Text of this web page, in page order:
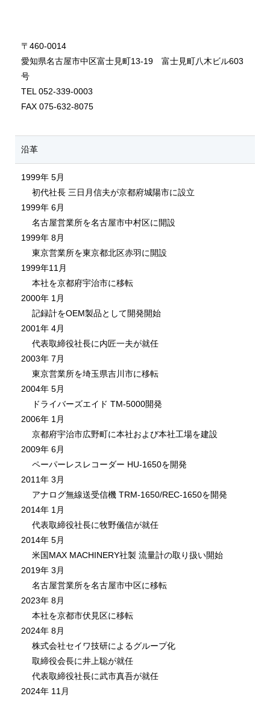
〒460-0014
愛知県名古屋市中区富士見町13-19 富士見町八木ビル603
号
TEL 052-339-0003
FAX 075-632-8075
沿革
1999年 5月
初代社長 三日月信夫が京都府城陽市に設立
1999年 6月
名古屋営業所を名古屋市中村区に開設
1999年 8月
東京営業所を東京都北区赤羽に開設
1999年11月
本社を京都府宇治市に移転
2000年 1月
記録計をOEM製品として開発開始
2001年 4月
代表取締役社長に内匠一夫が就任
2003年 7月
東京営業所を埼玉県吉川市に移転
2004年 5月
ドライバーズエイド TM-5000開発
2006年 1月
京都府宇治市広野町に本社および本社工場を建設
2009年 6月
ペーパーレスレコーダー HU-1650を開発
2011年 3月
アナログ無線送受信機 TRM-1650/REC-1650を開発
2014年 1月
代表取締役社長に牧野儀信が就任
2014年 5月
米国MAX MACHINERY社製 流量計の取り扱い開始
2019年 3月
名古屋営業所を名古屋市中区に移転
2023年 8月
本社を京都市伏見区に移転
2024年 8月
株式会社セイワ技研によるグループ化
取締役会長に井上聡が就任
代表取締役社長に武市真吾が就任
2024年 11月